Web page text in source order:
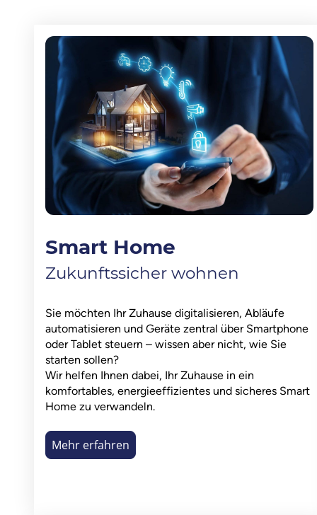
Smart Home
Zukunftssicher wohnen
Sie möchten Ihr Zuhause digitalisieren, Abläufe
automatisieren und Geräte zentral über Smartphone
oder Tablet steuern – wissen aber nicht, wie Sie
starten sollen?
Wir helfen Ihnen dabei, Ihr Zuhause in ein
komfortables, energieeffizientes und sicheres Smart
Home zu verwandeln.
Mehr erfahren